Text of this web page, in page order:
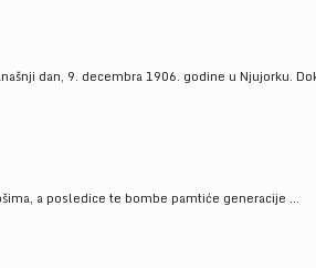
dan, 9. decembra 1906. godine u Njujorku.
a posledice te bombe pamtiće generacije ...